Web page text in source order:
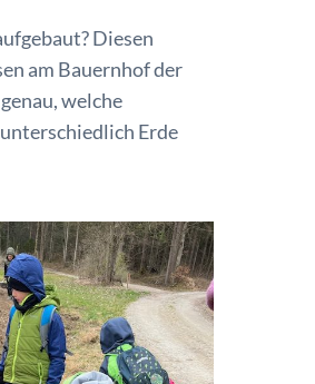
Diesen
am Bauernhof der
welche
Erde